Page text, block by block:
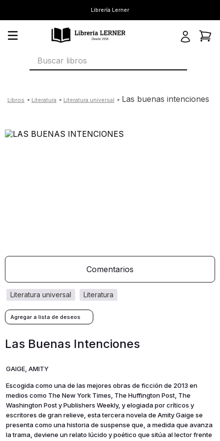
Librería Lerner
Buscar libros
literatura literatura universal las buenas intenciones
Comentarios
literatura
literatura universal
Las Buenas Intenciones
GAIGE, AMITY
Escogida como una de las mejores obras de ficción de 2013 en
medios como The New York Times, The Huffington Post, The
Washington Post y Publishers Weekly, y elogiada por críticos y
escritores de gran relieve, esta tercera novela de Amity Gaige se
presenta como una historia de suspense que, a medida que avanza
la trama, deviene un relato lúcido y poético que sitúa al lector frente